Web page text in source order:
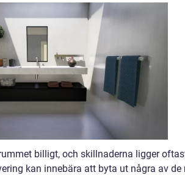
billigt, och skillnaderna ligger
kan innebära att byta ut några av